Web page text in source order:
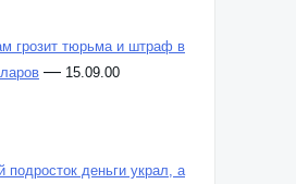
грозит тюрьма и штраф в
— 15.09.00
подросток деньги украл, а